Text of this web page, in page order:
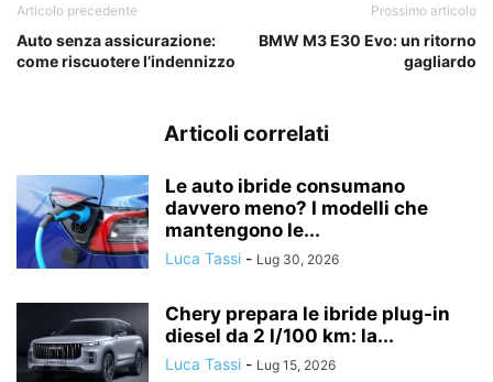
Articolo precedente
Auto senza assicurazione:
come riscuotere l’indennizzo
Prossimo articolo
BMW M3 E30 Evo: un ritorno
gagliardo
Articoli correlati
Le auto ibride consumano
davvero meno? I modelli che
mantengono le...
Luca Tassi - Lug 30, 2026
Chery prepara le ibride plug-in
diesel da 2 l/100 km: la...
Luca Tassi - Lug 15, 2026